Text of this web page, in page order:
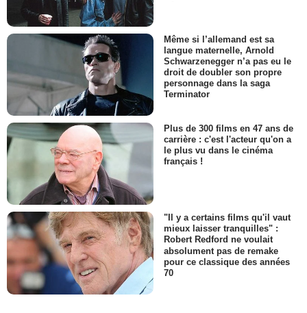
Même si l’allemand est sa
langue maternelle, Arnold
Schwarzenegger n’a pas eu le
droit de doubler son propre
personnage dans la saga
Terminator
Plus de 300 films en 47 ans de
carrière : c'est l'acteur qu'on a
le plus vu dans le cinéma
français !
"Il y a certains films qu'il vaut
mieux laisser tranquilles" :
Robert Redford ne voulait
absolument pas de remake
pour ce classique des années
70